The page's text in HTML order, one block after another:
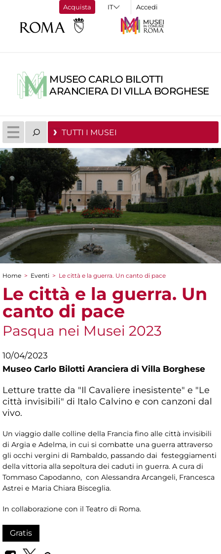
Acquista Accedi
MUSEO CARLO BILOTTI
ARANCIERA DI VILLA BORGHESE
TUTTI I MUSEI
Tu sei qui
Home > Eventi > Le città e la guerra. Un canto di pace
Le città e la guerra. Un
canto di pace
Pasqua nei Musei 2023
10/04/2023
Museo Carlo Bilotti Aranciera di Villa Borghese
Letture tratte da "Il Cavaliere inesistente" e "Le
città invisibili" di Italo Calvino e con canzoni dal
vivo.
Un viaggio dalle colline della Francia fino alle città invisibili
di Argia e Adelma, in cui si combatte una guerra attraverso
gli occhi vergini di Rambaldo, passando dai festeggiamenti
della vittoria alla sepoltura dei caduti in guerra. A cura di
Tommaso Capodanno, con Alessandra Arcangeli, Francesca
Astrei e Maria Chiara Bisceglia.
In collaborazione con il Teatro di Roma.
Gratis